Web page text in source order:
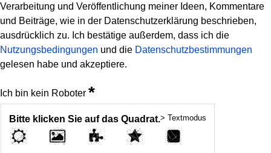
Verarbeitung und Veröffentlichung meiner Ideen, Kommentare
und Beiträge, wie in der Datenschutzerklärung beschrieben,
ausdrücklich zu. Ich bestätige außerdem, dass ich die
Nutzungsbedingungen und die Datenschutzbestimmungen
gelesen habe und akzeptiere.
Ich bin kein Roboter *
Bitte klicken Sie auf das Quadrat.> Textmodus